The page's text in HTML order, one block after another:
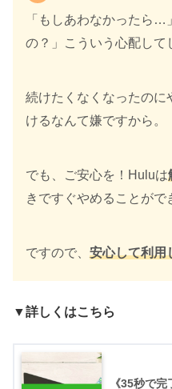
「もしあわなかったら…
の？」こういう心配して
続けたくなくなったのに
けるなんて嫌ですから。
でも、ご安心を！Huluは
きですぐやめることがで
ですので、 安心して利用
▼詳しくはこちら
《35秒で